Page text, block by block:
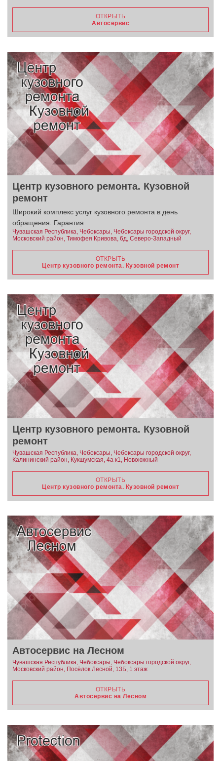
ОТКРЫТЬ
Автосервис
Центр кузовного ремонта. Кузовной
ремонт
Широкий комплекс услуг кузовного ремонта в день
обращения. Гарантия
Чувашская Республика, Чебоксары, Чебоксары городской округ,
Московский район, Тимофея Кривова, 6д, Северо-Западный
ОТКРЫТЬ
Центр кузовного ремонта. Кузовной ремонт
Центр кузовного ремонта. Кузовной
ремонт
Чувашская Республика, Чебоксары, Чебоксары городской округ,
Калининский район, Кукшумская, 4а к1, Новоюжный
ОТКРЫТЬ
Центр кузовного ремонта. Кузовной ремонт
Автосервис на Лесном
Чувашская Республика, Чебоксары, Чебоксары городской округ,
Московский район, Посёлок Лесной, 13Б, 1 этаж
ОТКРЫТЬ
Автосервис на Лесном